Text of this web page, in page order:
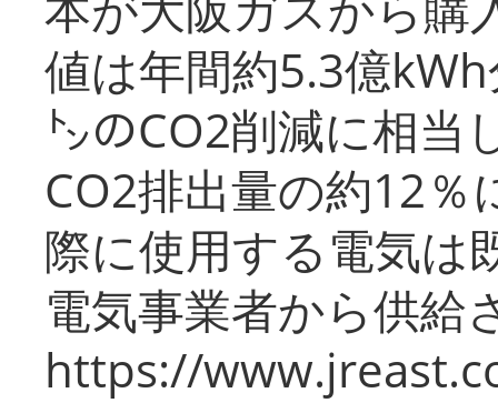
値は年間約5.3億
㌧のCO2削減に相当
CO2排出量の約12％
際に使用する電気は
電気事業者から供給
https://